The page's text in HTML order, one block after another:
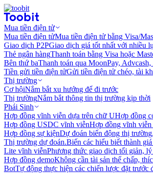
Mua tiền điện tử
Mua tiền điện tửMua tiền điện tử bằng Visa/
Giao dịch P2PGiao dịch giá tốt nhất với nhiều
Thẻ ngân hàngThanh toán bằng Visa hoặc
Bên thứ baThanh toán qua MoonPay,
Tiền gửi tiền điện tửGửi tiền điện tử chéo, tài
Thị trường
Cơ hộiNắm bắt xu hướng để đi trước
Thị trườngNắm bắt thông tin thị trường kịp thời
Phái Sinh
Hợp đồng vĩnh viễn dựa trên chữ UHợp đồng
Hợp đồng USDC vĩnh viễnHợp đồng vĩnh
Hợp đồng sự kiệnDự đoán biến động thị
Thị trường dự đoán.Biến các hiểu biết thành
Lite vĩnh viễnPhương thức giao dịch tối giản,
Hợp đồng demoKhông cần tài sản thế chấp,
BotTự động thực hiện các chiến lược đặt trước